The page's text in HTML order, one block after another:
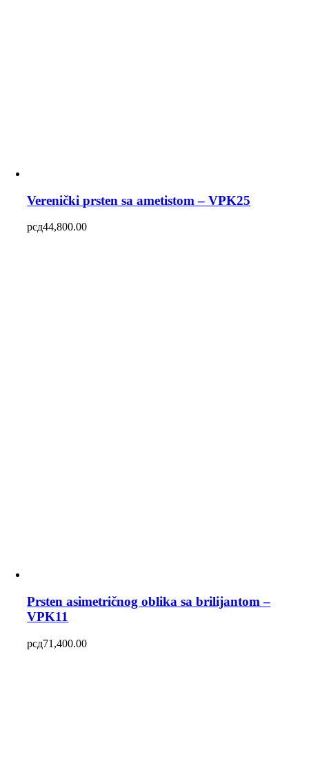
Verenički prsten sa ametistom – VPK25
рсд44,800.00
Prsten asimetričnog oblika sa brilijantom –
VPK11
рсд71,400.00